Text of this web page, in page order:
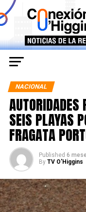
NACIONAL
AUTORIDADES
SEIS PLAYAS
FRAGATA
Published 6
By TV O'Higgins